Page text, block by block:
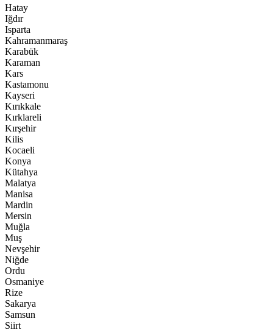
Hatay
Iğdır
Isparta
Kahramanmaraş
Karabük
Karaman
Kars
Kastamonu
Kayseri
Kırıkkale
Kırklareli
Kırşehir
Kilis
Kocaeli
Konya
Kütahya
Malatya
Manisa
Mardin
Mersin
Muğla
Muş
Nevşehir
Niğde
Ordu
Osmaniye
Rize
Sakarya
Samsun
Siirt